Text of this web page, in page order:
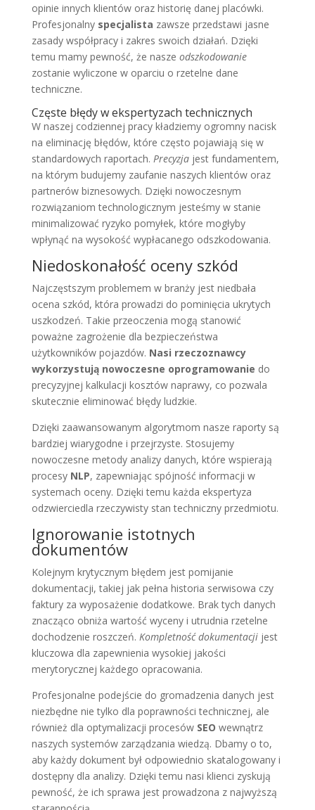
opinie innych klientów oraz historię danej placówki.
Profesjonalny specjalista zawsze przedstawi jasne
zasady współpracy i zakres swoich działań. Dzięki
temu mamy pewność, że nasze odszkodowanie
zostanie wyliczone w oparciu o rzetelne dane
techniczne.
Częste błędy w ekspertyzach technicznych
W naszej codziennej pracy kładziemy ogromny nacisk
na eliminację błędów, które często pojawiają się w
standardowych raportach. Precyzjajest fundamentem,
na którym budujemy zaufanie naszych klientów oraz
partnerów biznesowych. Dzięki nowoczesnym
rozwiązaniom technologicznym jesteśmy w stanie
minimalizować ryzyko pomyłek, które mogłyby
wpłynąć na wysokość wypłacanego odszkodowania.
Niedoskonałość oceny szkód
Najczęstszym problemem w branży jest niedbała
ocena szkód, która prowadzi do pominięcia ukrytych
uszkodzeń. Takie przeoczenia mogą stanowić
poważne zagrożenie dla bezpieczeństwa
użytkowników pojazdów. Nasi rzeczoznawcy
wykorzystują nowoczesne oprogramowanie do
precyzyjnej kalkulacji kosztów naprawy, co pozwala
skutecznie eliminować błędy ludzkie.
Dzięki zaawansowanym algorytmom nasze raporty są
bardziej wiarygodne i przejrzyste. Stosujemy
nowoczesne metody analizy danych, które wspierają
procesy NLP, zapewniając spójność informacji w
systemach oceny. Dzięki temu każda ekspertyza
odzwierciedla rzeczywisty stan techniczny przedmiotu.
Ignorowanie istotnych
dokumentów
Kolejnym krytycznym błędem jest pomijanie
dokumentacji, takiej jak pełna historia serwisowa czy
faktury za wyposażenie dodatkowe. Brak tych danych
znacząco obniża wartość wyceny i utrudnia rzetelne
dochodzenie roszczeń. Kompletność dokumentacjijest
kluczowa dla zapewnienia wysokiej jakości
merytorycznej każdego opracowania.
Profesjonalne podejście do gromadzenia danych jest
niezbędne nie tylko dla poprawności technicznej, ale
również dla optymalizacji procesów SEO wewnątrz
naszych systemów zarządzania wiedzą. Dbamy o to,
aby każdy dokument był odpowiednio skatalogowany i
dostępny dla analizy. Dzięki temu nasi klienci zyskują
pewność, że ich sprawa jest prowadzona z najwyższą